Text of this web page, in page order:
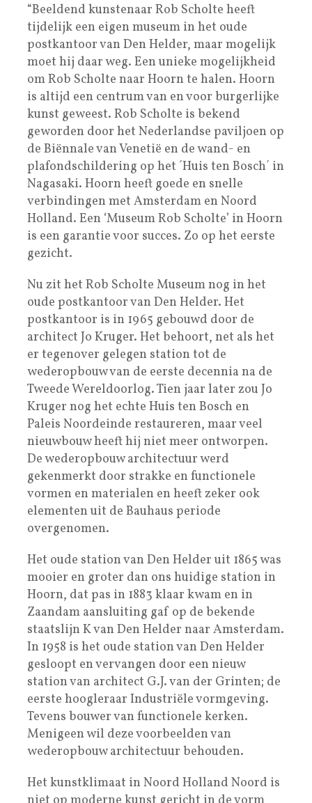
“Beeldend kunstenaar Rob Scholte heeft
tijdelijk een eigen museum in het oude
postkantoor van Den Helder, maar mogelijk
moet hij daar weg. Een unieke mogelijkheid
om Rob Scholte naar Hoorn te halen. Hoorn
is altijd een centrum van en voor burgerlijke
kunst geweest. Rob Scholte is bekend
geworden door het Nederlandse paviljoen op
de Biënnale van Venetië en de wand- en
plafondschildering op het ´Huis ten Bosch´ in
Nagasaki. Hoorn heeft goede en snelle
verbindingen met Amsterdam en Noord
Holland. Een ‘Museum Rob Scholte’ in Hoorn
is een garantie voor succes. Zo op het eerste
gezicht.
Nu zit het Rob Scholte Museum nog in het
oude postkantoor van Den Helder. Het
postkantoor is in 1965 gebouwd door de
architect Jo Kruger. Het behoort, net als het
er tegenover gelegen station tot de
wederopbouw van de eerste decennia na de
Tweede Wereldoorlog. Tien jaar later zou Jo
Kruger nog het echte Huis ten Bosch en
Paleis Noordeinde restaureren, maar veel
nieuwbouw heeft hij niet meer ontworpen.
De wederopbouw architectuur werd
gekenmerkt door strakke en functionele
vormen en materialen en heeft zeker ook
elementen uit de Bauhaus periode
overgenomen.
Het oude station van Den Helder uit 1865 was
mooier en groter dan ons huidige station in
Hoorn, dat pas in 1883 klaar kwam en in
Zaandam aansluiting gaf op de bekende
staatslijn K van Den Helder naar Amsterdam.
In 1958 is het oude station van Den Helder
gesloopt en vervangen door een nieuw
station van architect G.J. van der Grinten; de
eerste hoogleraar Industriële vormgeving.
Tevens bouwer van functionele kerken.
Menigeen wil deze voorbeelden van
wederopbouw architectuur behouden.
Het kunstklimaat in Noord Holland Noord is